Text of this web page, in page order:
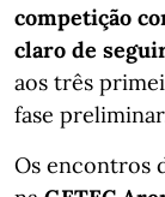
competição
claro de
aos três
fase
Os encontros